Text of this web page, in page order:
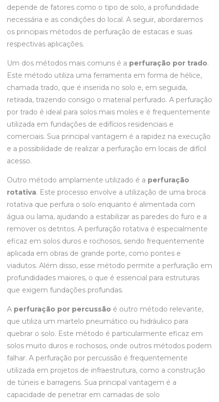
depende de fatores como o tipo de solo, a profundidade
necessária e as condições do local. A seguir, abordaremos
os principais métodos de perfuração de estacas e suas
respectivas aplicações.
Um dos métodos mais comuns é a perfuração por trado.
Este método utiliza uma ferramenta em forma de hélice,
chamada trado, que é inserida no solo e, em seguida,
retirada, trazendo consigo o material perfurado. A perfuração
por trado é ideal para solos mais moles e é frequentemente
utilizada em fundações de edifícios residenciais e
comerciais. Sua principal vantagem é a rapidez na execução
e a possibilidade de realizar a perfuração em locais de difícil
acesso.
Outro método amplamente utilizado é a perfuração
rotativa. Este processo envolve a utilização de uma broca
rotativa que perfura o solo enquanto é alimentada com
água ou lama, ajudando a estabilizar as paredes do furo e a
remover os detritos. A perfuração rotativa é especialmente
eficaz em solos duros e rochosos, sendo frequentemente
aplicada em obras de grande porte, como pontes e
viadutos. Além disso, esse método permite a perfuração em
profundidades maiores, o que é essencial para estruturas
que exigem fundações profundas.
A perfuração por percussão é outro método relevante,
que utiliza um martelo pneumático ou hidráulico para
quebrar o solo. Este método é particularmente eficaz em
solos muito duros e rochosos, onde outros métodos podem
falhar. A perfuração por percussão é frequentemente
utilizada em projetos de infraestrutura, como a construção
de túneis e barragens. Sua principal vantagem é a
capacidade de penetrar em camadas de solo